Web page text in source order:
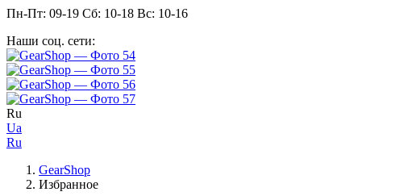
Пн-Пт: 09-19 Сб: 10-18 Вс: 10-16
Наши соц. сети:
Ru
Ua
Ru
GearShop
Избранное